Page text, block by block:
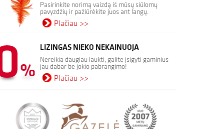
Pasirinkite norimą vaizdą iš mūsų siūlomų
pavyzdžių ir pažiūrėkite juos ant langų.
Plačiau >>
LIZINGAS NIEKO NEKAINUOJA
Nereikia daugiau laukti, galite įsigyti gaminius
jau dabar be jokio pabrangimo!
Plačiau >>